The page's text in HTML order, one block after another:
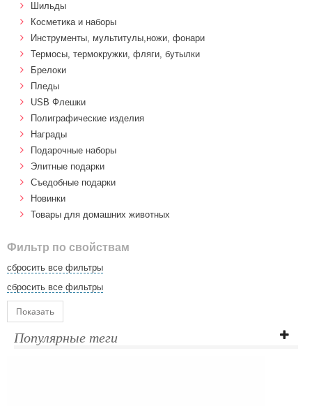
Шильды
Косметика и наборы
Инструменты, мультитулы,ножи, фонари
Термосы, термокружки, фляги, бутылки
Брелоки
Пледы
USB Флешки
Полиграфические изделия
Награды
Подарочные наборы
Элитные подарки
Cъедобные подарки
Новинки
Товары для домашних животных
Фильтр по свойствам
сбросить все фильтры
сбросить все фильтры
Показать
Популярные теги